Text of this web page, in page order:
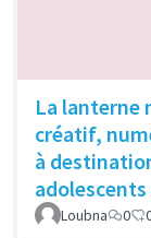
La lanterne
créatif,
à
Loubna 0